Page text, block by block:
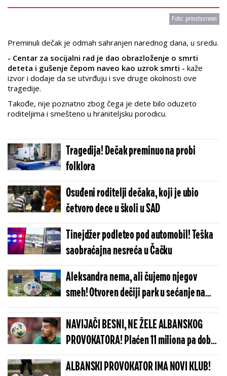
Foto: prinstscreen
Preminuli dečak je odmah sahranjen narednog dana, u sredu.
- Centar za socijalni rad je dao obrazloženje o smrti
deteta i gušenje čepom naveo kao uzrok smrti - kaže
izvor i dodaje da se utvrđuju i sve druge okolnosti ove
tragedije.
Takođe, nije poznatno zbog čega je dete bilo oduzeto
roditeljima i smešteno u hraniteljsku porodicu.
Tragedija! Dečak preminuo na probi
folklora
Osuđeni roditelji dečaka, koji je ubio
četvoro dece u školi u SAD
Tinejdžer podleteo pod automobil! Teška
saobraćajna nesreća u Čačku
Aleksandra nema, ali čujemo njegov
smeh! Otvoren dečiji park u sećanje na
stradalog dečaka
NAVIJAČI BESNI, NE ŽELE ALBANSKOG
PROVOKATORA! Plaćen 11 miliona pa dobio
brutalnu poruku
ALBANSKI PROVOKATOR IMA NOVI KLUB!